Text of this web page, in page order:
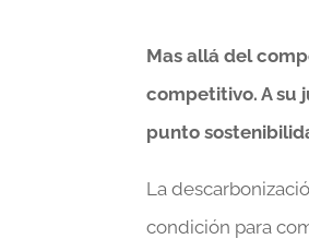
Mas allá del
competitivo. A su
punto
La
condición para